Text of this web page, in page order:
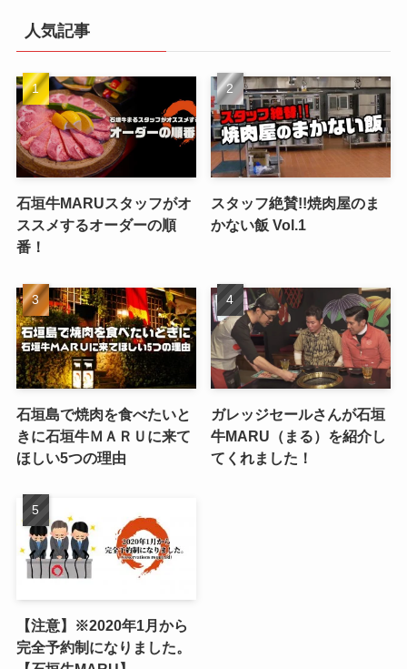
人気記事
石垣牛MARUスタッフがオ
ススメするオーダーの順
番！
スタッフ絶賛!!焼肉屋のま
かない飯 Vol.1
石垣島で焼肉を食べたいと
きに石垣牛ＭＡＲＵに来て
ほしい5つの理由
ガレッジセールさんが石垣
牛MARU（まる）を紹介し
てくれました！
【注意】※2020年1月から
完全予約制になりました。